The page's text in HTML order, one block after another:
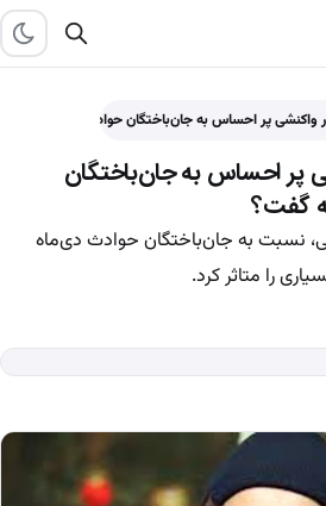
واکنشی پر احساس به جان‌باختگان حوادث دی‌ماه…
پر احساس به جان‌باختگان
گفت؟
نسبت به جان‌باختگان حوادث دی‌ماه
را متاثر کرد.